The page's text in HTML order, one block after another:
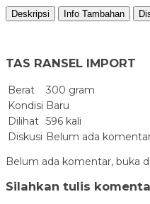
Deskripsi Info Tambahan
TAS RANSEL IMPORT
Berat
300 gram
Kondisi Baru
Dilihat 596 kali
Diskusi Belum ada
Belum ada komentar, buka
Silahkan tulis